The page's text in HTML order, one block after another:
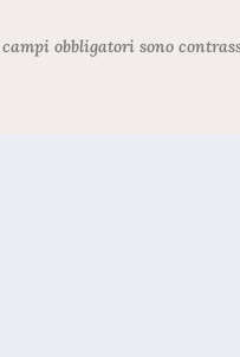
obbligatori sono